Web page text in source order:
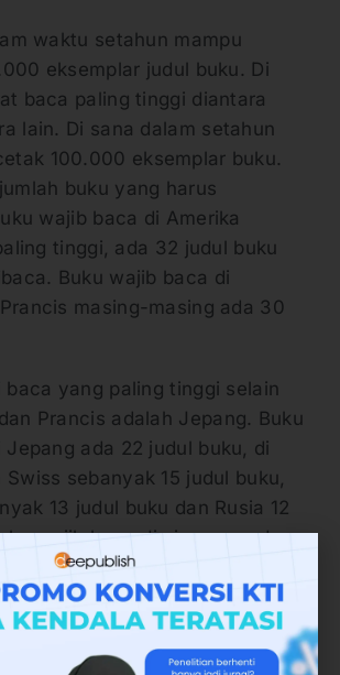
waktu setahun mampu
eksemplar judul buku. Di
baca paling tinggi diantara
lain. Di sana dalam setahun
100.000 eksemplar buku.
buku yang harus
wajib baca di Amerika
tinggi, ada 32 judul buku
Buku wajib baca di
masing-masing ada 30
baca yang paling tinggi selain
Prancis adalah Jepang. Buku
ada 22 judul buku, di
sebanyak 15 judul buku,
13 judul buku dan Rusia 12
wajib baca di singapura dan
negara lain lebih kecil,
judul buku untuk Brunai, dan 6
Thailand. Sedangkan di
memprihatinkan, buku wajib